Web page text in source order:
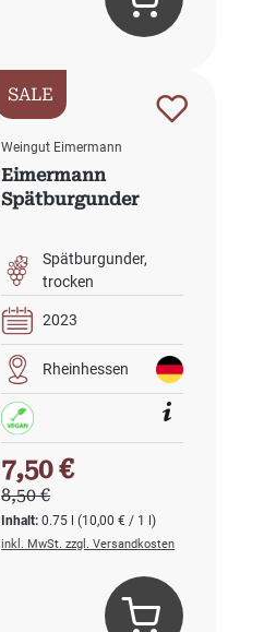
SALE
Weingut Eimermann
Eimermann
Spätburgunder
Spätburgunder
trocken
2023
Rheinhessen
Inhalt:0.75 l(10,00 € / 1 l)
Verkaufspreis:
7,50 €
Regulärer Preis:
8,50 €
inkl. MwSt. zzgl. Versandkosten